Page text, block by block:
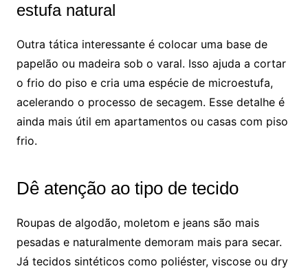
estufa natural
Outra tática interessante é colocar uma base de
papelão ou madeira sob o varal. Isso ajuda a cortar
o frio do piso e cria uma espécie de microestufa,
acelerando o processo de secagem. Esse detalhe é
ainda mais útil em apartamentos ou casas com piso
frio.
Dê atenção ao tipo de tecido
Roupas de algodão, moletom e jeans são mais
pesadas e naturalmente demoram mais para secar.
Já tecidos sintéticos como poliéster, viscose ou dry